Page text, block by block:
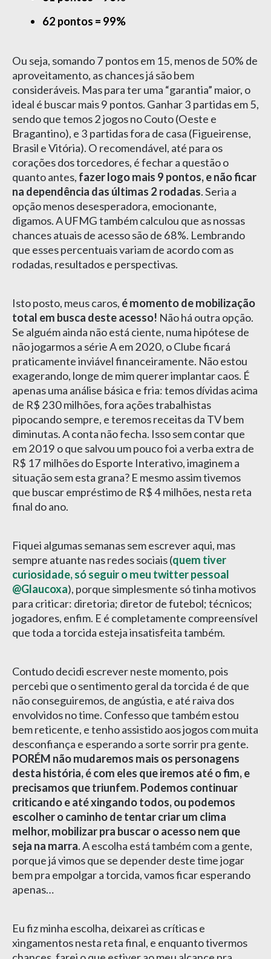
62 pontos = 99%
Ou seja, somando 7 pontos em 15, menos de 50% de
aproveitamento, as chances já são bem
consideráveis. Mas para ter uma “garantia” maior, o
ideal é buscar mais 9 pontos. Ganhar 3 partidas em 5,
sendo que temos 2 jogos no Couto (Oeste e
Bragantino), e 3 partidas fora de casa (Figueirense,
Brasil e Vitória). O recomendável, até para os
corações dos torcedores, é fechar a questão o
quanto antes, fazer logo mais 9 pontos, e não ficar
na dependência das últimas 2 rodadas. Seria a
opção menos desesperadora, emocionante,
digamos. A UFMG também calculou que as nossas
chances atuais de acesso são de 68%. Lembrando
que esses percentuais variam de acordo com as
rodadas, resultados e perspectivas.
Isto posto, meus caros, é momento de mobilização
total em busca deste acesso! Não há outra opção.
Se alguém ainda não está ciente, numa hipótese de
não jogarmos a série A em 2020, o Clube ficará
praticamente inviável financeiramente. Não estou
exagerando, longe de mim querer implantar caos. É
apenas uma análise básica e fria: temos dívidas acima
de R$ 230 milhões, fora ações trabalhistas
pipocando sempre, e teremos receitas da TV bem
diminutas. A conta não fecha. Isso sem contar que
em 2019 o que salvou um pouco foi a verba extra de
R$ 17 milhões do Esporte Interativo, imaginem a
situação sem esta grana? E mesmo assim tivemos
que buscar empréstimo de R$ 4 milhões, nesta reta
final do ano.
Fiquei algumas semanas sem escrever aqui, mas
sempre atuante nas redes sociais (quem tiver
curiosidade, só seguir o meu twitter pessoal
@Glaucoxa), porque simplesmente só tinha motivos
para criticar: diretoria; diretor de futebol; técnicos;
jogadores, enfim. E é completamente compreensível
que toda a torcida esteja insatisfeita também.
Contudo decidi escrever neste momento, pois
percebi que o sentimento geral da torcida é de que
não conseguiremos, de angústia, e até raiva dos
envolvidos no time. Confesso que também estou
bem reticente, e tenho assistido aos jogos com muita
desconfiança e esperando a sorte sorrir pra gente.
PORÉM não mudaremos mais os personagens
desta história, é com eles que iremos até o fim, e
precisamos que triunfem. Podemos continuar
criticando e até xingando todos, ou podemos
escolher o caminho de tentar criar um clima
melhor, mobilizar pra buscar o acesso nem que
seja na marra. A escolha está também com a gente,
porque já vimos que se depender deste time jogar
bem pra empolgar a torcida, vamos ficar esperando
apenas…
Eu fiz minha escolha, deixarei as críticas e
xingamentos nesta reta final, e enquanto tivermos